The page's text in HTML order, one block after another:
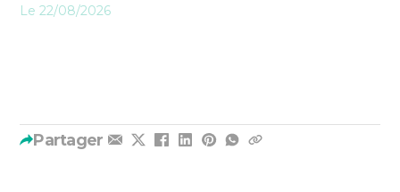
Le 22/08/2026
Partager